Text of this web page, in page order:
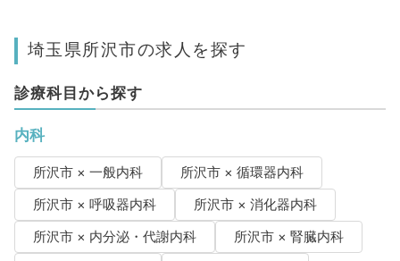
埼玉県所沢市の求人を探す
診療科目から探す
内科
所沢市 × 一般内科
所沢市 × 循環器内科
所沢市 × 呼吸器内科
所沢市 × 消化器内科
所沢市 × 内分泌・代謝内科
所沢市 × 腎臓内科